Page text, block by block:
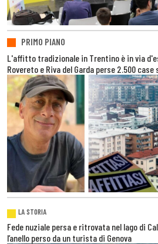
PRIMO PIANO
L'affitto tradizionale in Trentino è in via
Rovereto e Riva del Garda perse 2.500
LA STORIA
Fede nuziale persa e ritrovata nel lago di
l’anello perso da un turista di Genova